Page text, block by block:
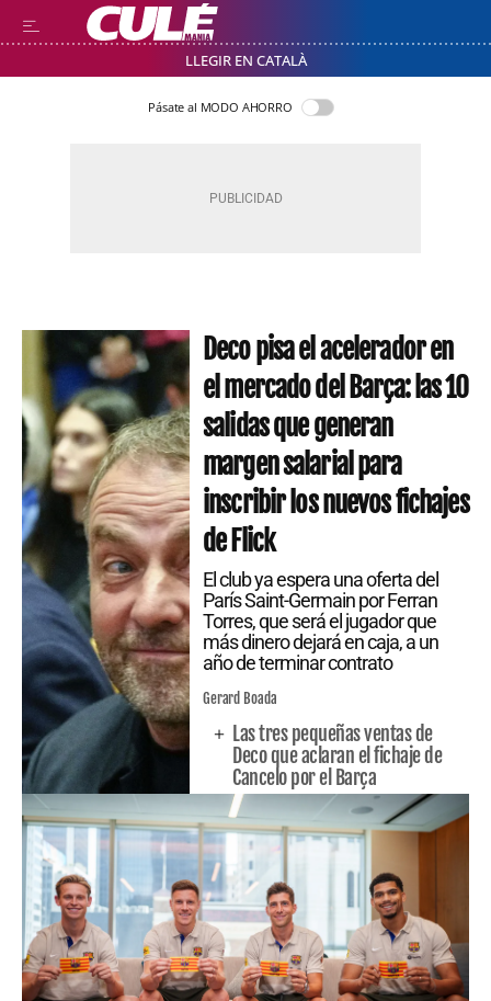
LLEGIR EN CATALÀ
Pásate al MODO AHORRO
Deco pisa el acelerador en
el mercado del Barça: las 10
salidas que generan
margen salarial para
inscribir los nuevos fichajes
de Flick
El club ya espera una oferta del
París Saint-Germain por Ferran
Torres, que será el jugador que
más dinero dejará en caja, a un
año de terminar contrato
Gerard Boada
Las tres pequeñas ventas de
Deco que aclaran el fichaje de
Cancelo por el Barça